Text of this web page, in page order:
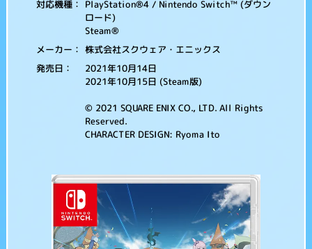
対応機種： PlayStation®4 / Nintendo Switch™ (ダウン
ロード)
Steam®
メーカー： 株式会社スクウェア・エニックス
発売日： 2021年10月14日
2021年10月15日 (Steam版)
© 2021 SQUARE ENIX CO., LTD. All Rights
Reserved.
CHARACTER DESIGN: Ryoma Ito